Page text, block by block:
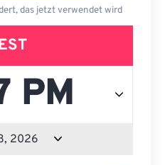
das jetzt verwendet wird